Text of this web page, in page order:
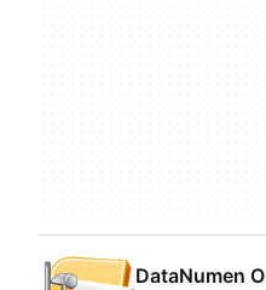
DataNumen